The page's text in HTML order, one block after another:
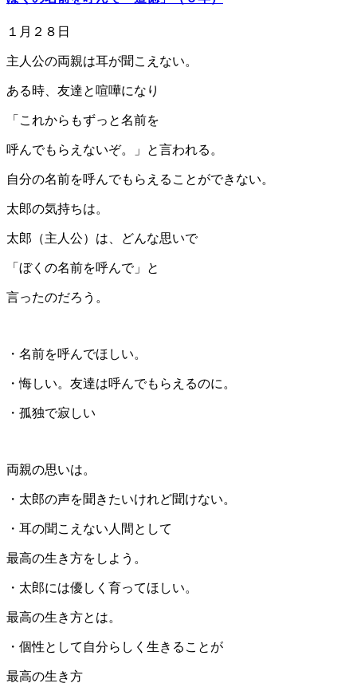
１月２８日
主人公の両親は耳が聞こえない。
ある時、友達と喧嘩になり
「これからもずっと名前を
呼んでもらえないぞ。」と言われる。
自分の名前を呼んでもらえることができない。
太郎の気持ちは。
太郎（主人公）は、どんな思いで
「ぼくの名前を呼んで」と
言ったのだろう。
・名前を呼んでほしい。
・悔しい。友達は呼んでもらえるのに。
・孤独で寂しい
両親の思いは。
・太郎の声を聞きたいけれど聞けない。
・耳の聞こえない人間として
最高の生き方をしよう。
・太郎には優しく育ってほしい。
最高の生き方とは。
・個性として自分らしく生きることが
最高の生き方